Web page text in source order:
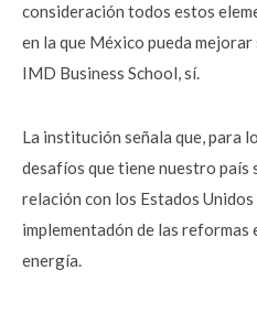
consideración todos estos
en la que México pueda
IMD Business School, sí.
La institución señala que, para
desafíos que tiene nuestro país
relación con los Estados
implementadón de las
energía.